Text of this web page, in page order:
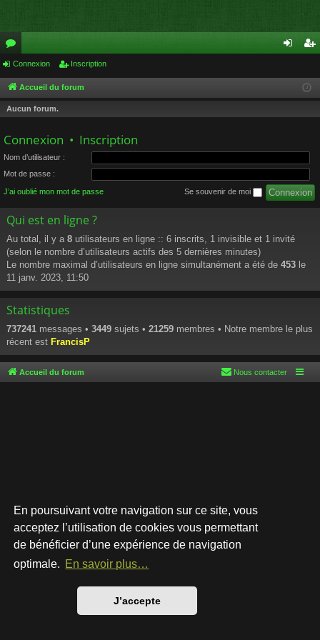
En poursuivant votre navigation sur ce site, vous
acceptez l’utilisation de cookies vous permettant
de bénéficier d’une expérience de navigation
optimale. En savoir plus…
J’accepte
or
u
m
cri
Connexion Inscription
Accueil du forum
Aucun forum.
Connexion • Inscription
Nom d’utilisateur :
Mot de passe :
J’ai oublié mon mot de passe Se souvenir de moi
Qui est en ligne ?
Au total, il y a 8 utilisateurs en ligne :: 6 inscrits, 1 invisible et 1 invité
(selon le nombre d’utilisateurs actifs des 5 dernières minutes)
Le nombre maximal d’utilisateurs en ligne simultanément a été de 453 le
11 janv. 2023, 11:50
Statistiques
737241 messages • 3449 sujets • 21259 membres • Notre membre le plus
récent est FrancisP
Accueil du forum Nous contacter
Développé parphpBB® Forum Software © phpBB Limited
Style par
Traduction française officielle